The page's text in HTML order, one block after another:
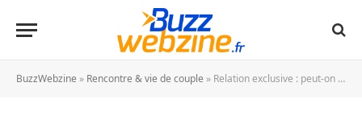
BuzzWebzine » Rencontre & vie de couple » Relation exclusive : peut-on vraiment éviter tous les risques ?